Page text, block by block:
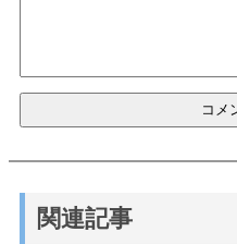
関連記事